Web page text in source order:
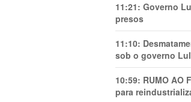
11:21: Governo
presos
11:10:
sob o governo
10:59: RUMO AO
para